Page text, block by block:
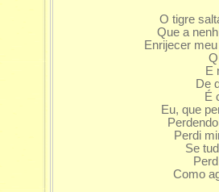
O tigre
Que a
Enrijecer
E
De
É
Eu, que
Perdi
Se
Como